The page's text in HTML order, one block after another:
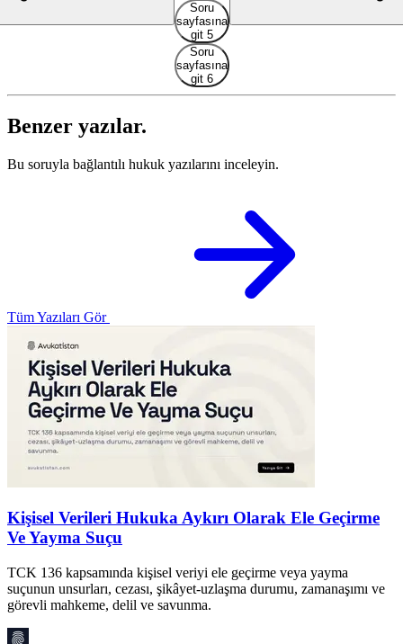
Soru
sayfasına
git 5
Soru
sayfasına
git 6
Benzer yazılar.
Bu soruyla bağlantılı hukuk yazılarını inceleyin.
Tüm Yazıları Gör
Kişisel Verileri Hukuka Aykırı Olarak Ele Geçirme
Ve Yayma Suçu
TCK 136 kapsamında kişisel veriyi ele geçirme veya yayma
suçunun unsurları, cezası, şikâyet-uzlaşma durumu, zamanaşımı ve
görevli mahkeme, delil ve savunma.